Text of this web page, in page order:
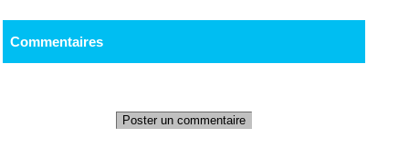
Commentaires
Poster un commentaire